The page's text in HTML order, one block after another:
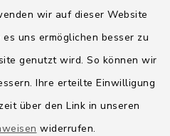
wir auf dieser Website
uns ermöglichen besser zu
genutzt wird. So können wir
Ihre erteilte Einwilligung
über den Link in unseren
widerrufen.